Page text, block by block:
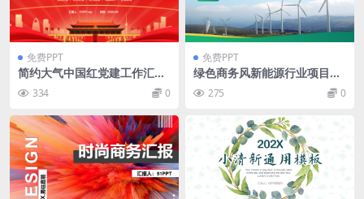
免费PPT
简约大气中国红党建工作汇报
ppt模板免费下载
334 0
免费PPT
绿色商务风新能源行业项目工
作总结汇报通用ppt模板
275 0